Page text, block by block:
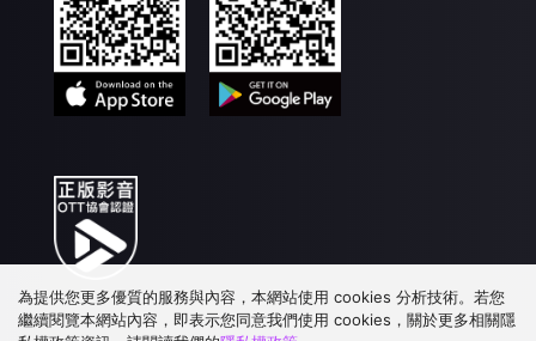
為提供您更多優質的服務與內容，本網站使用 cookies 分析技術。若您
繼續閱覽本網站內容，即表示您同意我們使用 cookies，關於更多相關隱